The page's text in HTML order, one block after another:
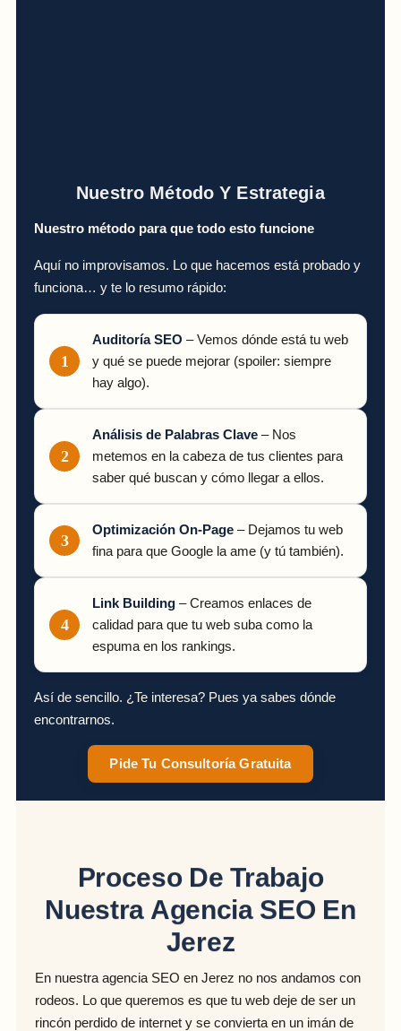
Nuestro Método Y Estrategia
Nuestro método para que todo esto funcione
Aquí no improvisamos. Lo que hacemos está probado y
funciona… y te lo resumo rápido:
Auditoría SEO – Vemos dónde está tu web
y qué se puede mejorar (spoiler: siempre
hay algo).
Análisis de Palabras Clave – Nos
metemos en la cabeza de tus clientes para
saber qué buscan y cómo llegar a ellos.
Optimización On-Page – Dejamos tu web
fina para que Google la ame (y tú también).
Link Building – Creamos enlaces de
calidad para que tu web suba como la
espuma en los rankings.
Así de sencillo. ¿Te interesa? Pues ya sabes dónde
encontrarnos.
Pide Tu Consultoría Gratuita
Proceso De Trabajo
Nuestra Agencia SEO En
Jerez
En nuestra agencia SEO en Jerez no nos andamos con
rodeos. Lo que queremos es que tu web deje de ser un
rincón perdido de internet y se convierta en un imán de